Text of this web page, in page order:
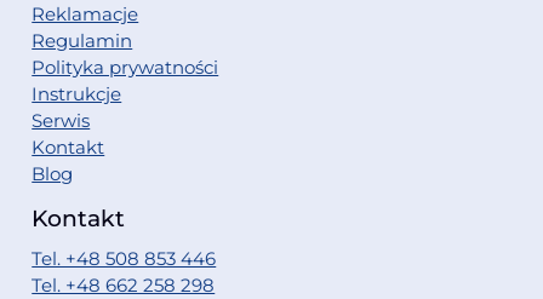
Reklamacje
Regulamin
Polityka prywatności
Instrukcje
Serwis
Kontakt
Blog
Kontakt
Tel. +48 508 853 446
Tel. +48 662 258 298